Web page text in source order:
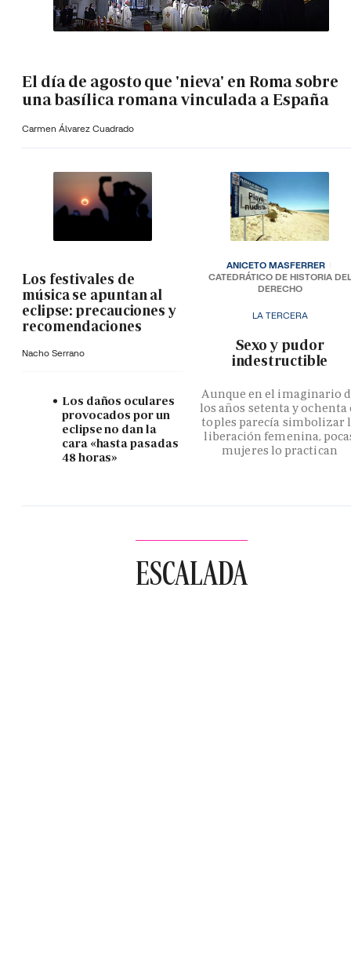
El día de agosto que 'nieva' en Roma sobre
una basílica romana vinculada a España
Carmen Álvarez Cuadrado
Los festivales de
música se apuntan al
eclipse: precauciones y
recomendaciones
Nacho Serrano
Los daños oculares
provocados por un
eclipse no dan la
cara «hasta pasadas
48 horas»
LA TERCERA
­Sexo y pudor
indestructible
Aunque en el imaginario
los años setenta y ochenta
toples parecía simbolizar
liberación femenina,
mujeres lo practican
ANICETO MASFERRER
CATEDRÁTICO DE HISTORIA DEL
DERECHO
ESCALADA